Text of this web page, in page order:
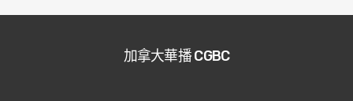
加拿大華播 CGBC